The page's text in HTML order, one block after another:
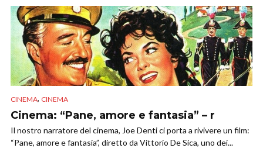
CINEMA, CINEMA
Cinema: “Pane, amore e fantasia” – r
Il nostro narratore del cinema, Joe Denti ci porta a rivivere un film:
“Pane, amore e fantasia”, diretto da Vittorio De Sica, uno dei...